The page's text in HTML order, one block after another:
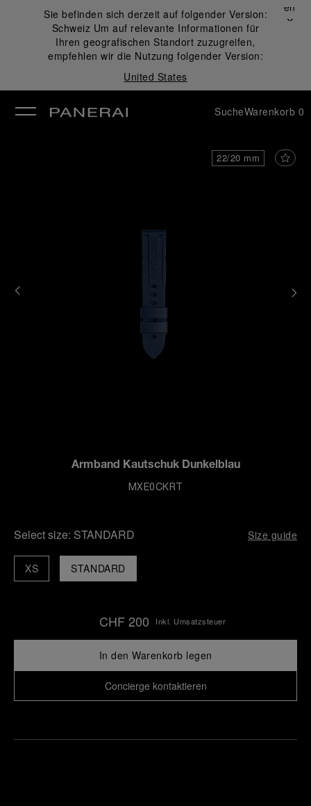
Sie befinden sich derzeit auf folgender Version:
Schweiz Um auf relevante Informationen für
Ihren geografischen Standort zuzugreifen,
empfehlen wir die Nutzung folgender Version:
United States
Schließen
✕
SucheWarenkorb 0
22/20 mm
Armband Kautschuk Dunkelblau
MXE0CKRT
Select size: STANDARD Size guide
STANDARD
XS
CHF 200 Inkl. Umsatzsteuer
In den Warenkorb legen
Concierge kontaktieren